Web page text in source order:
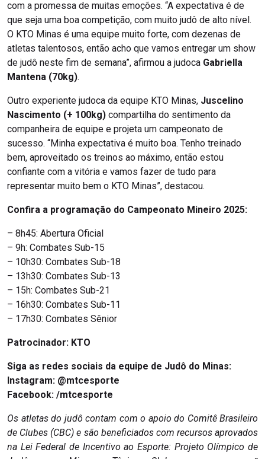
com a promessa de muitas emoções. “A expectativa é de
que seja uma boa competição, com muito judô de alto nível.
O KTO Minas é uma equipe muito forte, com dezenas de
atletas talentosos, então acho que vamos entregar um show
de judô neste fim de semana”, afirmou a judoca Gabriella
Mantena (70kg).
Outro experiente judoca da equipe KTO Minas, Juscelino
Nascimento (+ 100kg) compartilha do sentimento da
companheira de equipe e projeta um campeonato de
sucesso. “Minha expectativa é muito boa. Tenho treinado
bem, aproveitado os treinos ao máximo, então estou
confiante com a vitória e vamos fazer de tudo para
representar muito bem o KTO Minas”, destacou.
Confira a programação do Campeonato Mineiro 2025:
– 8h45: Abertura Oficial
– 9h: Combates Sub-15
– 10h30: Combates Sub-18
– 13h30: Combates Sub-13
– 15h: Combates Sub-21
– 16h30: Combates Sub-11
– 17h30: Combates Sênior
Patrocinador: KTO
Siga as redes sociais da equipe de Judô do Minas:
Instagram: @mtcesporte
Facebook: /mtcesporte
Os atletas do judô contam com o apoio do Comitê Brasileiro
de Clubes (CBC) e são beneficiados com recursos aprovados
na Lei Federal de Incentivo ao Esporte: Projeto Olímpico de